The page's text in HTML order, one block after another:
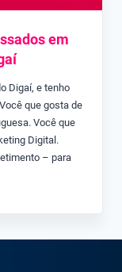
em
Digaí, e tenho
que gosta de
Você que
Digital.
– para